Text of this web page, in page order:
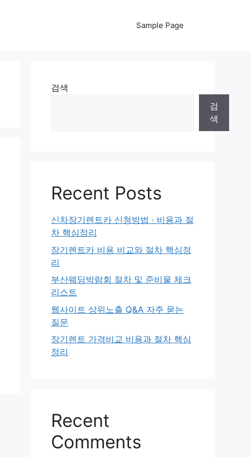
Sample Page
검색
검
색
Recent Posts
신차장기렌트카 신청방법 · 비용과 절
차 핵심정리
장기렌트카 비용 비교와 절차 핵심정
리
부산웨딩박람회 절차 및 준비물 체크
리스트
웹사이트 상위노출 Q&A 자주 묻는
질문
장기렌트 가격비교 비용과 절차 핵심
정리
Recent
Comments